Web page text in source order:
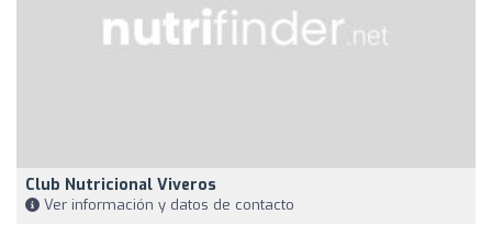
Club Nutricional Viveros
Ver información y datos de contacto